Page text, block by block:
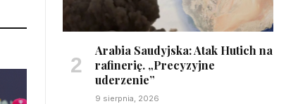
Arabia Saudyjska: Atak Hutich na
rafinerię. „Precyzyjne
uderzenie”
9 sierpnia, 2026